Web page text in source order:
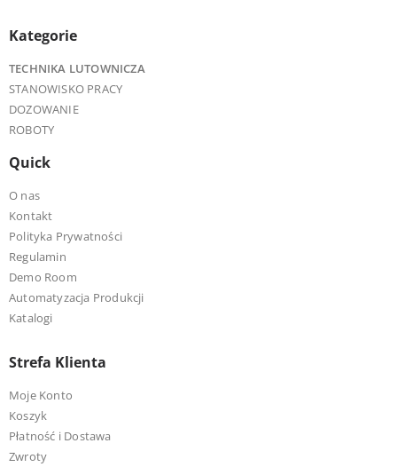
Kategorie
TECHNIKA LUTOWNICZA
STANOWISKO PRACY
DOZOWANIE
ROBOTY
Quick
O nas
Kontakt
Polityka Prywatności
Regulamin
Demo Room
Automatyzacja Produkcji
Katalogi
Strefa Klienta
Moje Konto
Koszyk
Płatność i Dostawa
Zwroty